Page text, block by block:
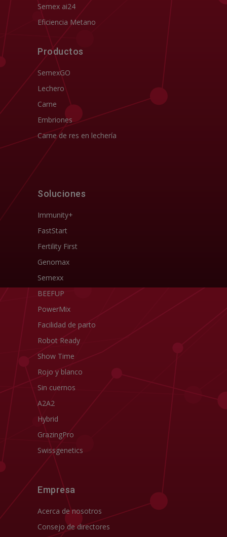
Semex ai24
Eficiencia Metano
Productos
SemexGO
Lechero
Carne
Embriones
Carne de res en lechería
Soluciones
Immunity+
FastStart
Fertility First
Genomax
Semexx
BEEFUP
PowerMix
Facilidad de parto
Robot Ready
Show Time
Rojo y blanco
Sin cuernos
A2A2
Hybrid
GrazingPro
Swissgenetics
Empresa
Acerca de nosotros
Consejo de directores